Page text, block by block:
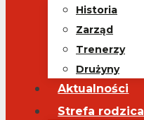
Historia
Zarząd
Trenerzy
Drużyny
Aktualności
Strefa rodzica